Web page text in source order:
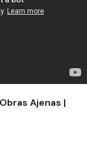
Ajenas |